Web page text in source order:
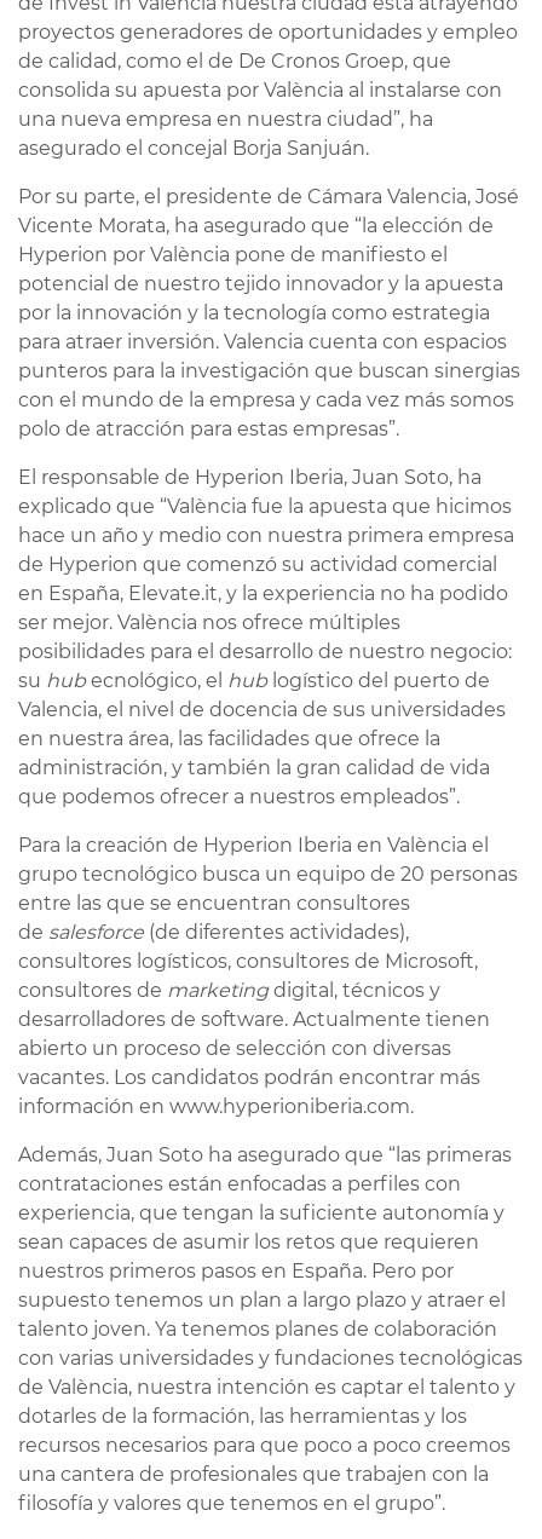
proyectos generadores de oportunidades y empleo
de calidad, como el de De Cronos Groep, que
consolida su apuesta por València al instalarse con
una nueva empresa en nuestra ciudad”, ha
asegurado el concejal Borja Sanjuán.
Por su parte, el presidente de Cámara Valencia, José
Vicente Morata, ha asegurado que “la elección de
Hyperion por València pone de manifiesto el
potencial de nuestro tejido innovador y la apuesta
por la innovación y la tecnología como estrategia
para atraer inversión. Valencia cuenta con espacios
punteros para la investigación que buscan sinergias
con el mundo de la empresa y cada vez más somos
polo de atracción para estas empresas”.
El responsable de Hyperion Iberia, Juan Soto, ha
explicado que “València fue la apuesta que hicimos
hace un año y medio con nuestra primera empresa
de Hyperion que comenzó su actividad comercial
en España, Elevate.it, y la experiencia no ha podido
ser mejor. València nos ofrece múltiples
posibilidades para el desarrollo de nuestro negocio:
su hubecnológico, el hublogístico del puerto de
Valencia, el nivel de docencia de sus universidades
en nuestra área, las facilidades que ofrece la
administración, y también la gran calidad de vida
que podemos ofrecer a nuestros empleados”.
Para la creación de Hyperion Iberia en València el
grupo tecnológico busca un equipo de 20 personas
entre las que se encuentran consultores
de salesforce (de diferentes actividades),
consultores logísticos, consultores de Microsoft,
consultores de marketingdigital, técnicos y
desarrolladores de software. Actualmente tienen
abierto un proceso de selección con diversas
vacantes. Los candidatos podrán encontrar más
información en www.hyperioniberia.com.
Además, Juan Soto ha asegurado que “las primeras
contrataciones están enfocadas a perfiles con
experiencia, que tengan la suficiente autonomía y
sean capaces de asumir los retos que requieren
nuestros primeros pasos en España. Pero por
supuesto tenemos un plan a largo plazo y atraer el
talento joven. Ya tenemos planes de colaboración
con varias universidades y fundaciones tecnológicas
de València, nuestra intención es captar el talento y
dotarles de la formación, las herramientas y los
recursos necesarios para que poco a poco creemos
una cantera de profesionales que trabajen con la
filosofía y valores que tenemos en el grupo”.